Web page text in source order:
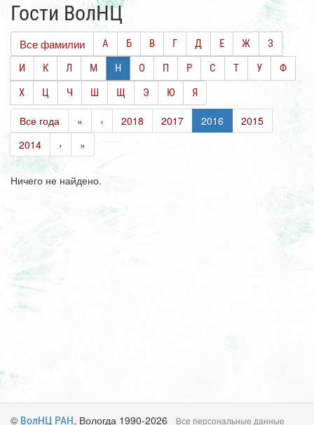
Гости ВолНЦ
Все фамилии А Б В Г Д Е Ж
З
И
К Л М Н О П Р С Т У
Ф
Х
Ц Ч Ш Щ Э Ю Я
Все года « ‹ 2018 2017 2016
2015
2014
› »
Ничего не найдено.
© ВолНЦ РАН, Вологда 1990-2026 Все персональные данные